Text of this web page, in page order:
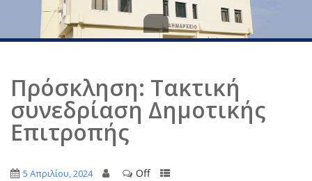
Πρόσκληση: Τακτική
συνεδρίαση Δημοτικής
Επιτροπής
5 Απριλίου, 2024 Off